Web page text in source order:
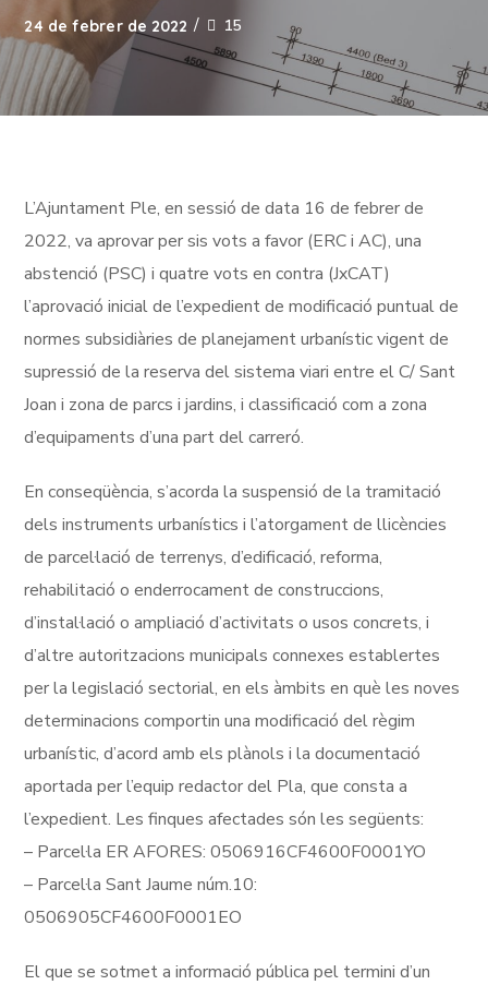
24 de febrer de 2022 15
L’Ajuntament Ple, en sessió de data 16 de febrer de
2022, va aprovar per sis vots a favor (ERC i AC), una
abstenció (PSC) i quatre vots en contra (JxCAT)
l’aprovació inicial de l’expedient de modificació puntual de
normes subsidiàries de planejament urbanístic vigent de
supressió de la reserva del sistema viari entre el C/ Sant
Joan i zona de parcs i jardins, i classificació com a zona
d’equipaments d’una part del carreró.
En conseqüència, s’acorda la suspensió de la tramitació
dels instruments urbanístics i l’atorgament de llicències
de parcel·lació de terrenys, d’edificació, reforma,
rehabilitació o enderrocament de construccions,
d’instal·lació o ampliació d’activitats o usos concrets, i
d’altre autoritzacions municipals connexes establertes
per la legislació sectorial, en els àmbits en què les noves
determinacions comportin una modificació del règim
urbanístic, d’acord amb els plànols i la documentació
aportada per l’equip redactor del Pla, que consta a
l’expedient. Les finques afectades són les següents:
– Parcel·la ER AFORES: 0506916CF4600F0001YO
– Parcel·la Sant Jaume núm.10:
0506905CF4600F0001EO
El que se sotmet a informació pública pel termini d’un